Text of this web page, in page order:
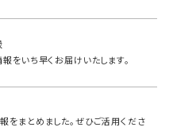
をいち早く お届けいたします。
をまとめました。ぜひご活用くださ